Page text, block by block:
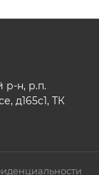
р-н, р.п.
д165с1, ТК